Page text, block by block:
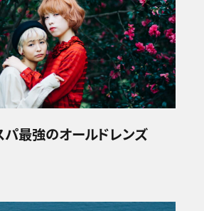
パ最強のオールドレンズ